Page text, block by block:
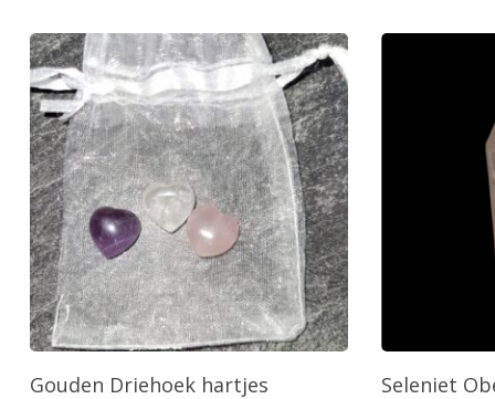
Toevoegen Aan Winkelwagen
Gouden Driehoek hartjes
Seleniet